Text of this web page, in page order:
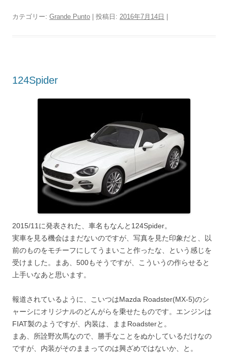
カテゴリー: Grande Punto | 投稿日: 2016年7月14日 |
124Spider
2015/11に発表された、車名もなんと124Spider。
実車を見る機会はまだないのですが、写真を見た印象だと、以
前のものをモチーフにしてうまいこと作ったな、という感じを
受けました。まあ、500もそうですが、こういうの作らせると
上手いなあと思います。
報道されているように、こいつはMazda Roadster(MX-5)のシ
ャーシにオリジナルのどんがらを乗せたものです。エンジンは
FIAT製のようですが、内装は、ままRoadsterと。
まあ、所詮野次馬なので、勝手なことをぬかしているだけなの
ですが、内装がそのままってのは興ざめではないか、と。